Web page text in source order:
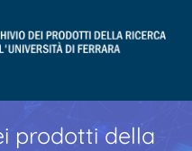
prodotti della